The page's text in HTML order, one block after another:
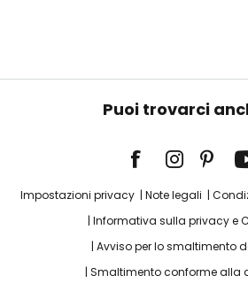
Puoi trovarci
Impostazioni privacy Note legali
Informativa sulla privacy e
Avviso per lo smaltimento
Smaltimento conforme alla